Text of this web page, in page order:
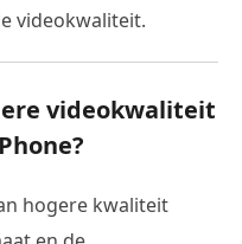
videokwaliteit.
videokwaliteit
hogere kwaliteit